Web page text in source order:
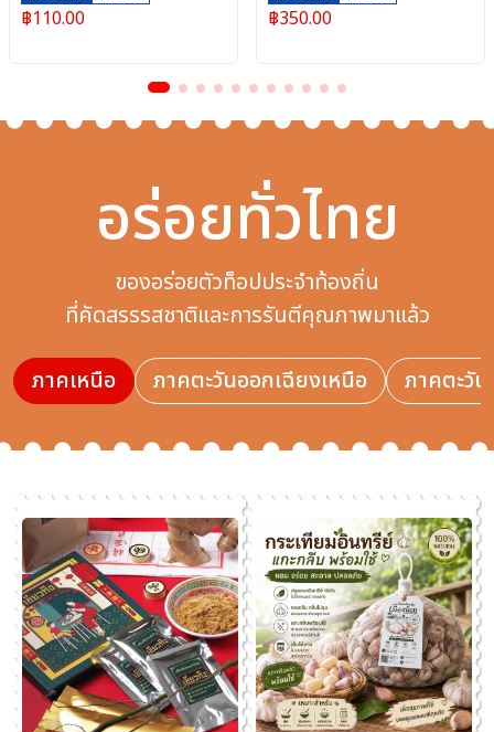
ทอดและต้ม
฿110.00 ฿350.00
อร่อยทั่วไทย
ของอร่อยตัวท็อปประจำท้องถิ่น
ที่คัดสรรรสชาติและการรันตีคุณภาพมาแล้ว
ภาคเหนือ
ภาคตะวันออกเฉียงเหนือ ภาคตะวั